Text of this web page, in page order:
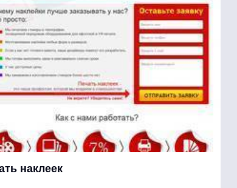
наклеек